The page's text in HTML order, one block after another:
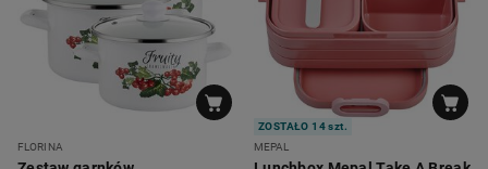
FLORINA
ZOSTAŁO 14 szt.
MEPAL